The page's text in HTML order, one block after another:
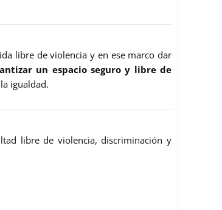
libre de violencia y en ese marco dar
un espacio seguro y libre de
igualdad.
libre de violencia, discriminación y